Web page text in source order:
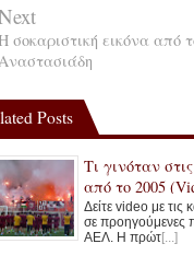
σοκαριστική εικόνα από
Posts
Τι γινόταν
από το 2005
Δείτε video με τις
σε προηγούμενες
ΑΕΛ. Η πρώτ[...]